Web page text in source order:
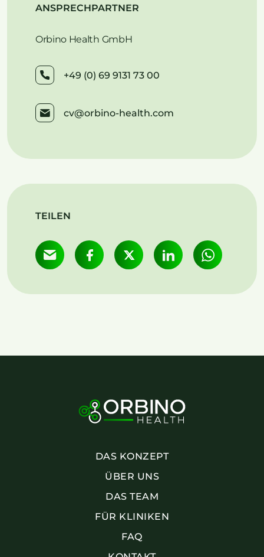
ANSPRECHPARTNER
Orbino Health GmbH
+49 (0) 69 9131 73 00
cv@orbino-health.com
TEILEN
DAS KONZEPT
ÜBER UNS
DAS TEAM
FÜR KLINIKEN
FAQ